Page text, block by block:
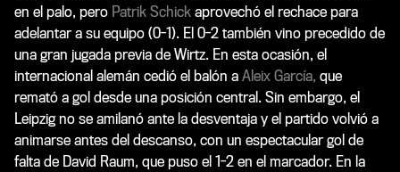
en el palo, pero Patrik Schick aprovechó el rechace para
adelantar a su equipo (0-1). El 0-2 también vino precedido de
una gran jugada previa de Wirtz. En esta ocasión, el
internacional alemán cedió el balón a Aleix García, que
remató a gol desde una posición central. Sin embargo, el
Leipzig no se amilanó ante la desventaja y el partido volvió a
animarse antes del descanso, con un espectacular gol de
falta de David Raum, que puso el 1-2 en el marcador. En la